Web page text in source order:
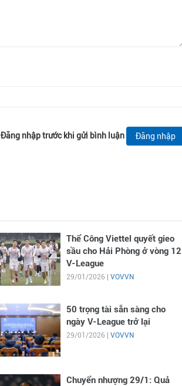
Đăng nhập trước khi gửi bình luận Đăng nhập
Thể Công Viettel quyết gieo
sầu cho Hải Phòng ở vòng 12
V-League
29/01/2026 | VOVVN
50 trọng tài sẵn sàng cho
ngày V-League trở lại
29/01/2026 | VOVVN
Chuyển nhượng 29/1: Quả